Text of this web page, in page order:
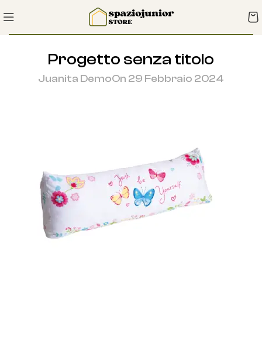
Progetto senza titolo
Juanita DemoOn 29 Febbraio 2024